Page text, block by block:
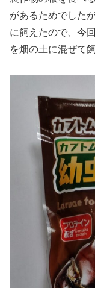
があるためでした
に飼えたので、今
を畑の土に混ぜて